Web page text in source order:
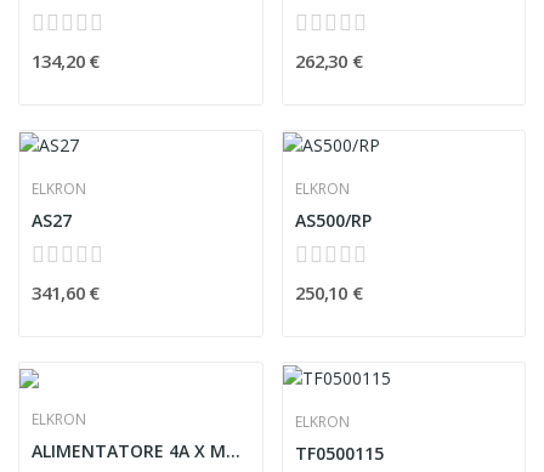
134,20 € 262,30 €
ELKRON
AS27
341,60 €
ELKRON
AS500/RP
250,10 €
ELKRON
ALIMENTATORE 4A X MP500
ELKRON
TF0500115